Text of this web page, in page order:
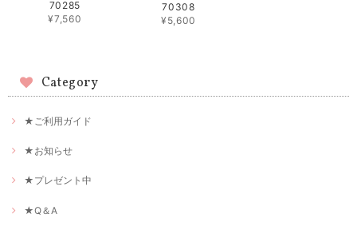
70285
¥7,560
70308
¥5,600
Category
★ご利用ガイド
★お知らせ
★プレゼント中
★Q＆A